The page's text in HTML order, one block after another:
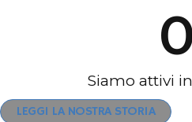
Siamo attivi
0
LEGGI LA NOSTRA STORIA